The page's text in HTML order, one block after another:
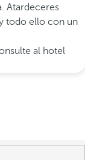
Atardeceres
todo ello con un
al hotel